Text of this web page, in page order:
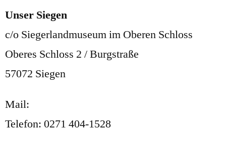
Unser Siegen
c/o Siegerlandmuseum im Oberen Schloss
Oberes Schloss 2 / Burgstraße
57072 Siegen
Mail:
Telefon: 0271 404-1528